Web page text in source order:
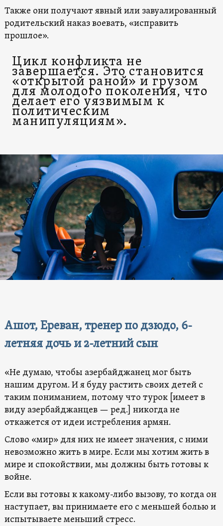
Также они получают явный или завуалированный
родительский наказ воевать, «исправить
прошлое».
Цикл конфликта не
завершается. Это становится
«открытой раной» и грузом
для молодого поколения, что
делает его уязвимым к
политическим
манипуляциям».
Ашот, Ереван, тренер по дзюдо, 6-
летняя дочь и 2-летний сын
«Не думаю, чтобы азербайджанец мог быть
нашим другом. И я буду растить своих детей с
таким пониманием, потому что турок [имеет в
виду азербайджанцев — ред.] никогда не
откажется от идеи истребления армян.
Слово «мир» для них не имеет значения, с ними
невозможно жить в мире. Если мы хотим жить в
мире и спокойствии, мы должны быть готовы к
войне.
Если вы готовы к какому-либо вызову, то когда он
наступает, вы принимаете его с меньшей болью и
испытываете меньший стресс.